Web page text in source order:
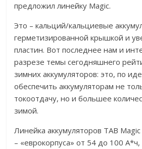
предложил линейку Magic.
Это – кальций/кальциевые
герметизированной крышкой и
пластин. Вот последнее нам и
разрезе темы сегодняшнего
зимних аккумуляторов: это, по
обеспечить аккумуляторам не
токоотдачу, но и большее
зимой.
Линейка аккумуляторов TAB
– «еврокорпуса» от 54 до 100 А*ч,